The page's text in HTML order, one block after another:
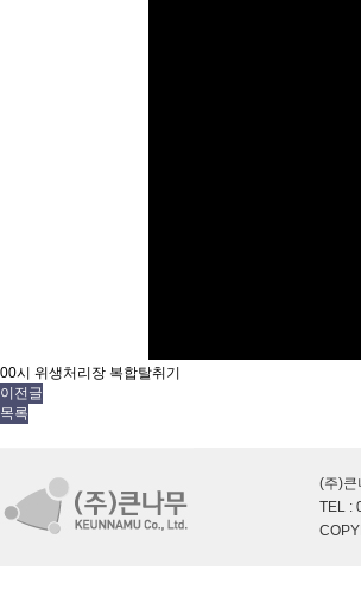
00시 위생처리장 복합탈취기
이전글
목록
(주)
TEL :